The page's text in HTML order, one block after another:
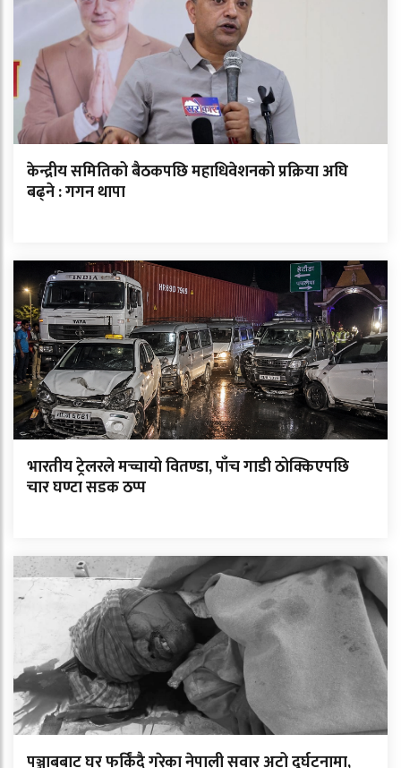
केन्द्रीय समितिको बैठकपछि महाधिवेशनको प्रक्रिया अघि
बढ्ने : गगन थापा
भारतीय ट्रेलरले मच्चायो वितण्डा, पाँच गाडी ठोक्किएपछि
चार घण्टा सडक ठप्प